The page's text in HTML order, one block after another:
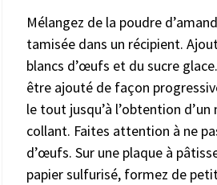
Mélangez de la poudre
tamisée dans un récipient.
blancs d’œufs et du sucre
être ajouté de façon
le tout jusqu’à l’obtention
collant. Faites attention à ne
d’œufs. Sur une plaque à
papier sulfurisé, formez de